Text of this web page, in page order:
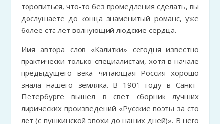
торопиться, что-то без промедления сделать, вы
дослушаете до конца знаменитый романс, уже
более ста лет волнующий людские сердца.
Имя автора слов «Калитки» сегодня известно
практически только специалистам, хотя в начале
предыдущего века читающая Россия хорошо
знала нашего земляка. В 1901 году в Санкт-
Петербурге вышел в свет сборник лучших
лирических произведений «Русские поэты за сто
лет (с пушкинской эпохи до наших дней)». В него